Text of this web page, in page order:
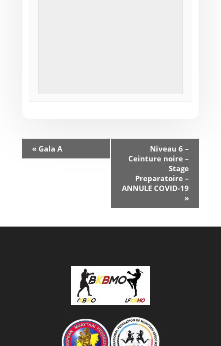
«Gala A
Niveau 6 –
Ceinture noire –
Stage
Preparatoire –
ANNULE COVID-19
»